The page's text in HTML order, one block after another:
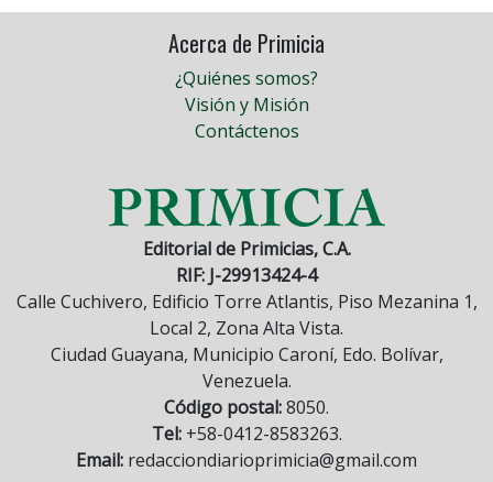
Acerca de Primicia
¿Quiénes somos?
Visión y Misión
Contáctenos
Editorial de Primicias, C.A.
RIF: J-29913424-4
Calle Cuchivero, Edificio Torre Atlantis, Piso Mezanina 1,
Local 2, Zona Alta Vista.
Ciudad Guayana, Municipio Caroní, Edo. Bolívar,
Venezuela.
Código postal:8050.
Tel:+58-0412-8583263.
Email: redacciondiarioprimicia@gmail.com